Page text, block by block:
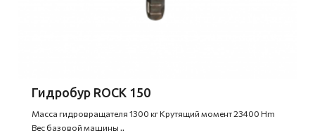
Гидробур ROCK 150
Масса гидровращателя 1300 кг Крутящий момент 23400 Hm
Вес базовой машины ..